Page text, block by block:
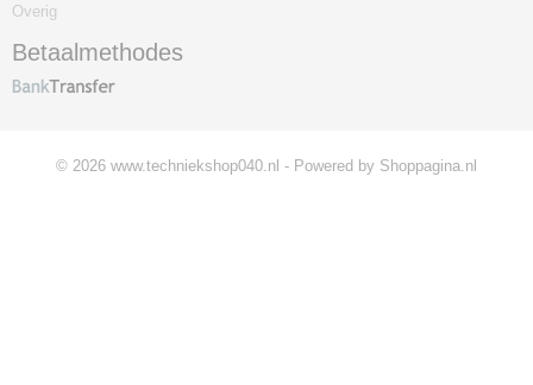
Overig
Betaalmethodes
© 2026 www.techniekshop040.nl - Powered by Shoppagina.nl